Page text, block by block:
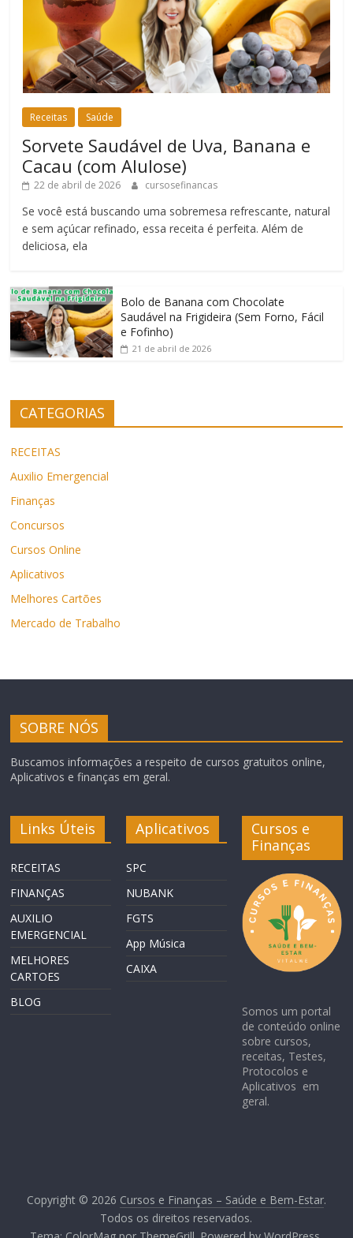
Receitas Saúde
Sorvete Saudável de Uva, Banana e
Cacau (com Alulose)
22 de abril de 2026 cursosefinancas
Se você está buscando uma sobremesa refrescante, natural
e sem açúcar refinado, essa receita é perfeita. Além de
deliciosa, ela
Bolo de Banana com Chocolate
Saudável na Frigideira (Sem Forno, Fácil
e Fofinho)
21 de abril de 2026
CATEGORIAS
RECEITAS
Auxilio Emergencial
Finanças
Concursos
Cursos Online
Aplicativos
Melhores Cartões
Mercado de Trabalho
SOBRE NÓS
Buscamos informações a respeito de cursos gratuitos online,
Aplicativos e finanças em geral.
Links Úteis
RECEITAS
FINANÇAS
AUXILIO
EMERGENCIAL
MELHORES
CARTOES
BLOG
Aplicativos
SPC
NUBANK
FGTS
App Música
CAIXA
Cursos e
Finanças
Somos um portal
de conteúdo online
sobre cursos,
receitas, Testes,
Protocolos e
Aplicativos em
geral.
Copyright © 2026 Cursos e Finanças – Saúde e Bem-Estar.
Todos os direitos reservados.